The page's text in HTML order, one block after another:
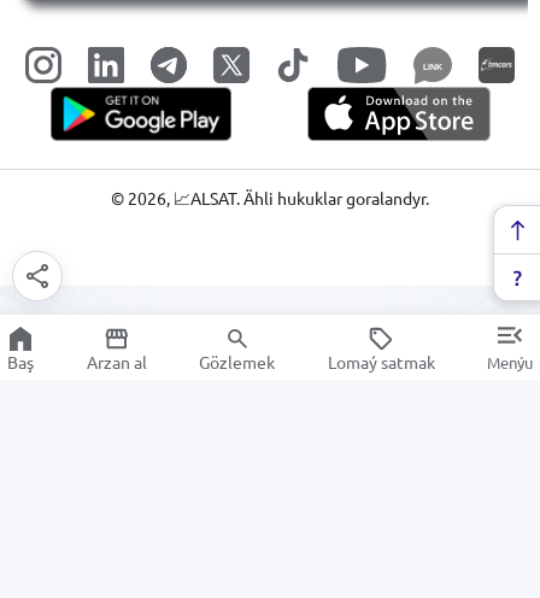
LINK
© 2026, 📈ALSAT. Ähli hukuklar goralandyr.
Baş Arzan al Gözlemek Lomaý satmak Menýu